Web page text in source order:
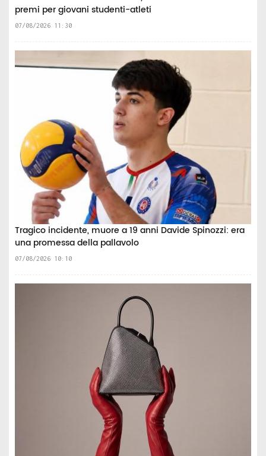
premi per giovani studenti-atleti
07/08/2026 11:30
Tragico incidente, muore a 19 anni Davide Spinozzi: era
una promessa della pallavolo
07/08/2026 10:10